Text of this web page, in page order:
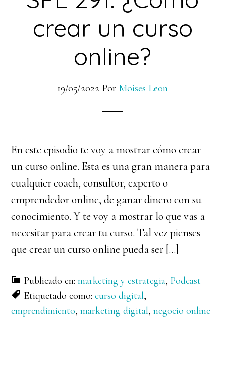
crear un curso
online?
19/05/2022 Por Moises Leon
En este episodio te voy a mostrar cómo crear
un curso online. Esta es una gran manera para
cualquier coach, consultor, experto o
emprendedor online, de ganar dinero con su
conocimiento. Y te voy a mostrar lo que vas a
necesitar para crear tu curso. Tal vez pienses
que crear un curso online pueda ser […]
Publicado en:marketing y estrategia, Podcast
Etiquetado como:curso digital,
emprendimiento,marketing digital,negocio online